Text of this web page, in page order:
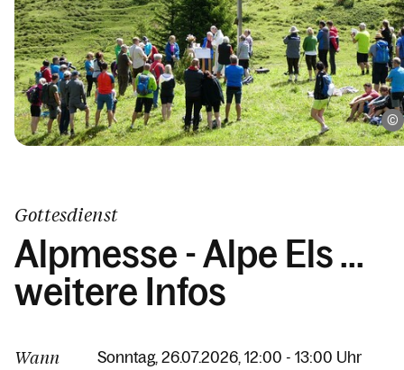
Personen
Kontakt
Gottesdienst
Alpmesse - Alpe Els ...
weitere Infos
Wann Sonntag, 26.07.2026, 12:00 - 13:00 Uhr